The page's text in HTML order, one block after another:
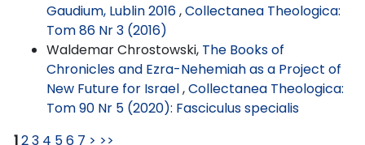
Gaudium, Lublin 2016,Collectanea Theologica:
Tom 86 Nr 3 (2016)
Waldemar Chrostowski, The Books of
Chronicles and Ezra-Nehemiah as a Project of
New Future for Israel,Collectanea Theologica:
Tom 90 Nr 5 (2020): Fasciculus specialis
123 4 56 7 > >>